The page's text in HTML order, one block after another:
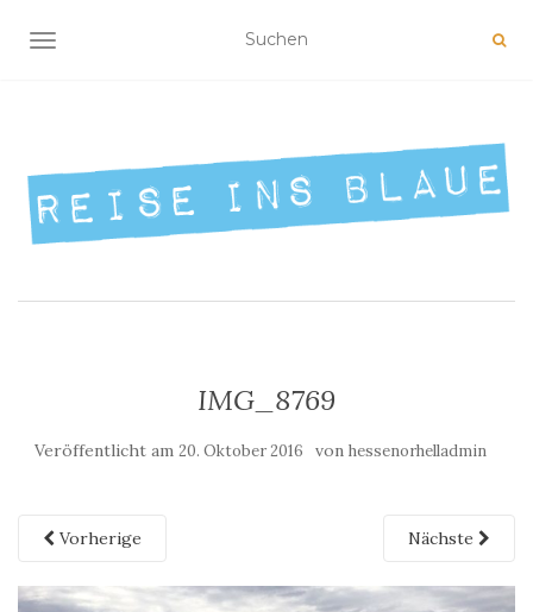
NAVIGATION UMSCHALTEN
IMG_8769
Veröffentlicht am 20. Oktober 2016 von hessenorhelladmin
Vorherige Nächste